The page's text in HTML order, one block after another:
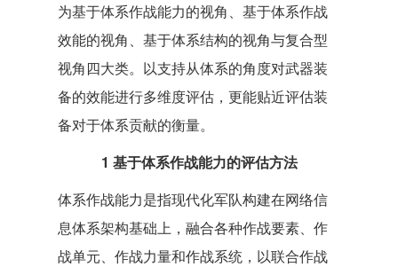
为基于体系作战能力的视角、基于体系作战
效能的视角、基于体系结构的视角与复合型
视角四大类。以支持从体系的角度对武器装
备的效能进行多维度评估，更能贴近评估装
备对于体系贡献的衡量。
1 基于体系作战能力的评估方法
体系作战能力是指现代化军队构建在网络信
息体系架构基础上，融合各种作战要素、作
战单元、作战力量和作战系统，以联合作战